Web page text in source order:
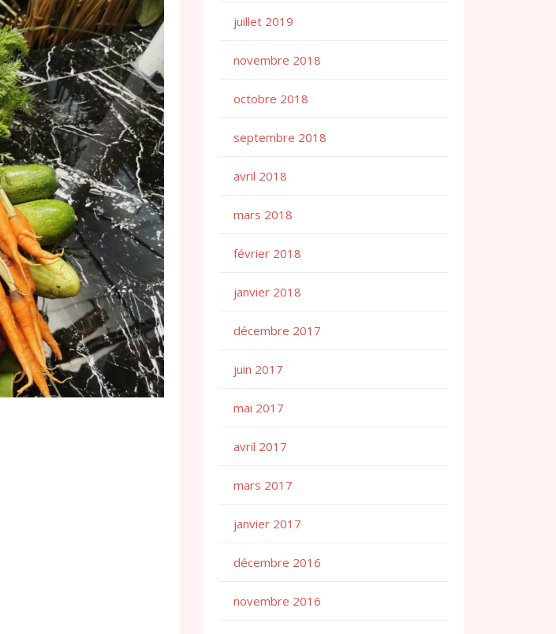
juillet 2019
novembre 2018
octobre 2018
septembre 2018
avril 2018
mars 2018
février 2018
janvier 2018
décembre 2017
juin 2017
mai 2017
avril 2017
mars 2017
janvier 2017
décembre 2016
novembre 2016